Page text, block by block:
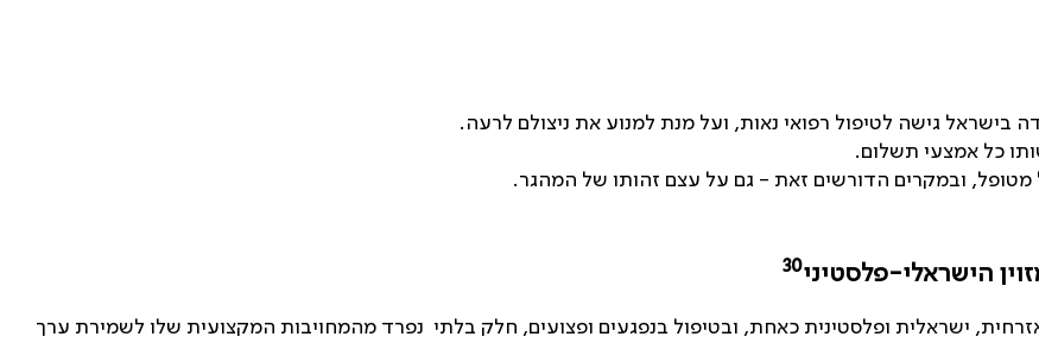
גישה לטיפול רפואי נאות, ועל מנת למנוע את ניצולם לרעה.
כל אמצעי תשלום.
ובמקרים הדורשים זאת - גם על עצם זהותו של המהגר.
הישראלי-פלסטיני30
ישראלית ופלסטינית כאחת, ובטיפול בנפגעים ופצועים, חלק בלתי נפרד מהמחויבות המקצועית שלו לשמירת ערך